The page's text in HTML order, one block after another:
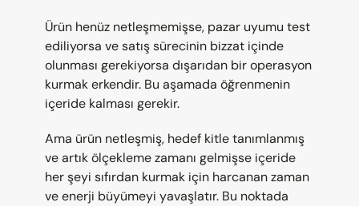
Ürün henüz netleşmemişse, pazar uyumu test
ediliyorsa ve satış sürecinin bizzat içinde
olunması gerekiyorsa dışarıdan bir operasyon
kurmak erkendir. Bu aşamada öğrenmenin
içeride kalması gerekir.
Ama ürün netleşmiş, hedef kitle tanımlanmış
ve artık ölçekleme zamanı gelmişse içeride
her şeyi sıfırdan kurmak için harcanan zaman
ve enerji büyümeyi yavaşlatır. Bu noktada